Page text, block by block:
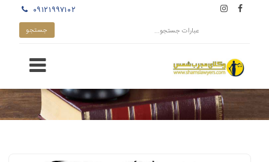
۰۹۱۲۱۹۹۷۱۰۲